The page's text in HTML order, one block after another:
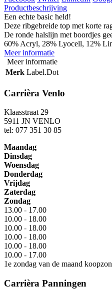
Productbeschrijving
Een echte basic held!
Deze ribgebreide top met korte
De ronde halslijn met boordjes
60% Acryl, 28% Lyocell, 12%
Meer informatie
Meer informatie
Merk Label.Dot
Carrièra Venlo
Klaasstraat 29
5911 JN VENLO
tel: 077 351 30 85
Maandag
Dinsdag
Woensdag
Donderdag
Vrijdag
Zaterdag
Zondag
13.00 - 17.00
10.00 - 18.00
10.00 - 18.00
10.00 - 18.00
10.00 - 18.00
10.00 - 17.00
1e zondag van de maand
Carrièra Panningen